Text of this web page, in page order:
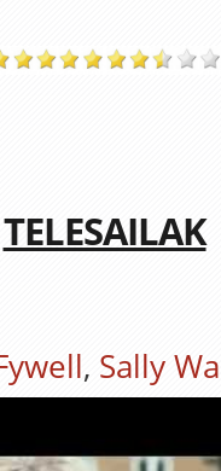
TELESAILAK
, Sally